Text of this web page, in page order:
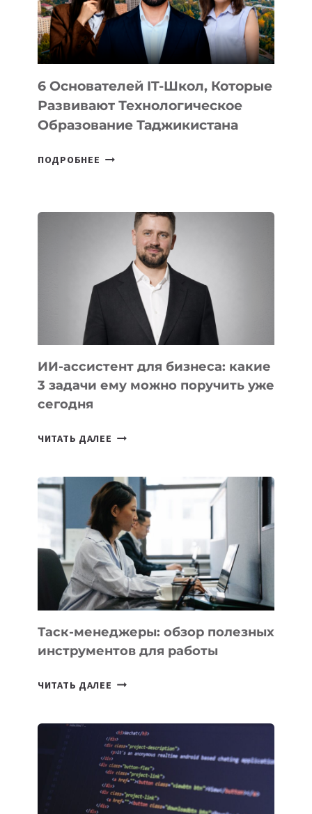
ОТ
OPENAI
6 Основателей IT-Школ, Которые
Развивают Технологическое
Образование Таджикистана
ПОДРОБНЕЕ
КОТОРЫЕ
РАЗВИВАЮТ
ТЕХНОЛОГИЧЕСКОЕ
ОБРАЗОВАНИЕ
ТАДЖИКИСТАНА
ИИ-ассистент для бизнеса: какие
3 задачи ему можно поручить уже
сегодня
ЧИТАТЬ ДАЛЕЕ ИИ-
БИЗНЕСА:
КАКИЕ
3
ЗАДАЧИ
ЕМУ
МОЖНО
ПОРУЧИТЬ
УЖЕ
Таск-менеджеры: обзор полезных
инструментов для работы
ЧИТАТЬ ДАЛЕЕ ТАСК-
ПОЛЕЗНЫХ
ИНСТРУМЕНТОВ
ДЛЯ
РАБОТЫ